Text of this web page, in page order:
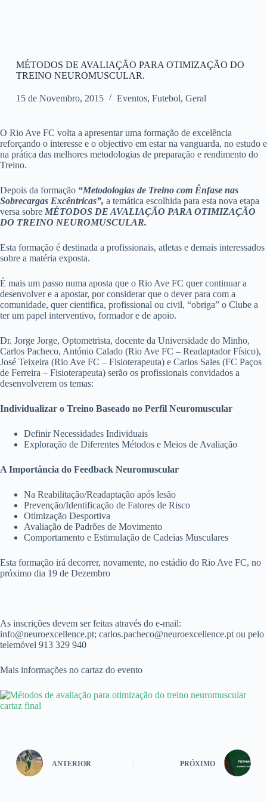
MÉTODOS DE AVALIAÇÃO PARA OTIMIZAÇÃO DO
TREINO NEUROMUSCULAR.
15 de Novembro, 2015 Eventos, Futebol, Geral
O Rio Ave FC volta a apresentar uma formação de excelência
reforçando o interesse e o objectivo em estar na vanguarda, no estudo e
na prática das melhores metodologias de preparação e rendimento do
Treino.
Depois da formação “Metodologias de Treino com Ênfase nas
Sobrecargas Excêntricas”, a temática escolhida para esta nova etapa
versa sobre MÉTODOS DE AVALIAÇÃO PARA OTIMIZAÇÃO
DO TREINO NEUROMUSCULAR.
Esta formação é destinada a profissionais, atletas e demais interessados
sobre a matéria exposta.
É mais um passo numa aposta que o Rio Ave FC quer continuar a
desenvolver e a apostar, por considerar que o dever para com a
comunidade, quer cientifica, profissional ou civil, “obriga” o Clube a
ter um papel interventivo, formador e de apoio.
Dr. Jorge Jorge, Optometrista, docente da Universidade do Minho,
Carlos Pacheco, António Calado (Rio Ave FC – Readaptador Físico),
José Teixeira (Rio Ave FC – Fisioterapeuta) e Carlos Sales (FC Paços
de Ferreira – Fisioterapeuta) serão os profissionais convidados a
desenvolverem os temas:
Individualizar o Treino Baseado no Perfil Neuromuscular
Definir Necessidades Individuais
Exploração de Diferentes Métodos e Meios de Avaliação
A Importância do Feedback Neuromuscular
Na Reabilitação/Readaptação após lesão
Prevenção/Identificação de Fatores de Risco
Otimização Desportiva
Avaliação de Padrões de Movimento
Comportamento e Estimulação de Cadeias Musculares
Esta formação irá decorrer, novamente, no estádio do Rio Ave FC, no
próximo dia 19 de Dezembro
As inscrições devem ser feitas através do e-mail:
info@neuroexcellence.pt; carlos.pacheco@neuroexcellence.pt ou pelo
telemóvel 913 329 940
Mais informações no cartaz do evento
ANTERIOR PRÓXIMO